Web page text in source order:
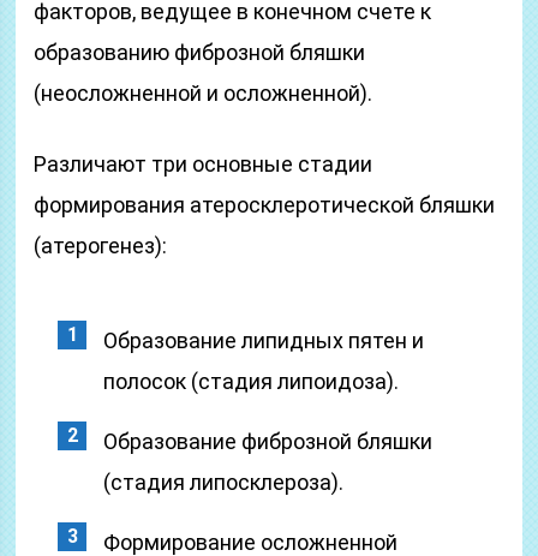
факторов, ведущее в конечном счете к
образованию фиброзной бляшки
(неосложненной и осложненной).
Различают три основные стадии
формирования атеросклеротической бляшки
(атерогенез):
Образование липидных пятен и
полосок (стадия липоидоза).
Образование фиброзной бляшки
(стадия липосклероза).
Формирование осложненной